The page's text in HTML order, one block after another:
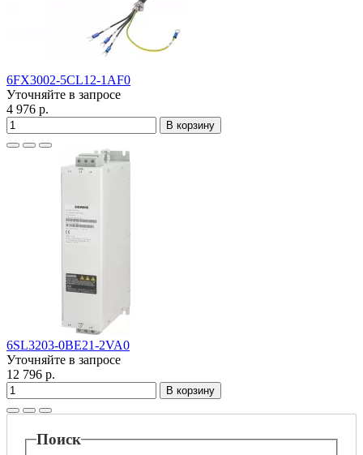
6FX3002-5CL12-1AF0
Уточняйте в запросе
4 976 р.
В корзину
6SL3203-0BE21-2VA0
Уточняйте в запросе
12 796 р.
В корзину
Поиск